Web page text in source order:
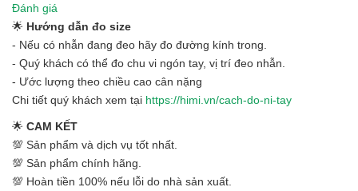
Đánh giá
🌟 Hướng dẫn đo size
- Nếu có nhẫn đang đeo hãy đo đường kính trong.
- Quý khách có thể đo chu vi ngón tay, vị trí đeo nhẫn.
- Ước lượng theo chiều cao cân nặng
Chi tiết quý khách xem tại https://himi.vn/cach-do-ni-tay
🌟 CAM KẾT
💯 Sản phẩm và dịch vụ tốt nhất.
💯 Sản phẩm chính hãng.
💯 Hoàn tiền 100% nếu lỗi do nhà sản xuất.